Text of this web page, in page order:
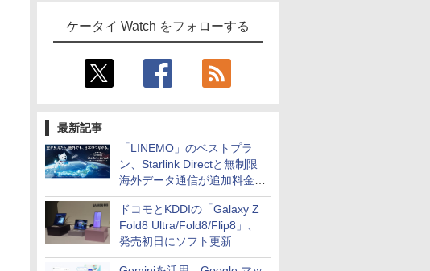
ケータイ Watch をフォローする
最新記事
「LINEMO」のベストプラ
ン、Starlink Directと無制限
海外データ通信が追加料金な
しに
ドコモとKDDIの「Galaxy Z
Fold8 Ultra/Fold8/Flip8」、
発売初日にソフト更新